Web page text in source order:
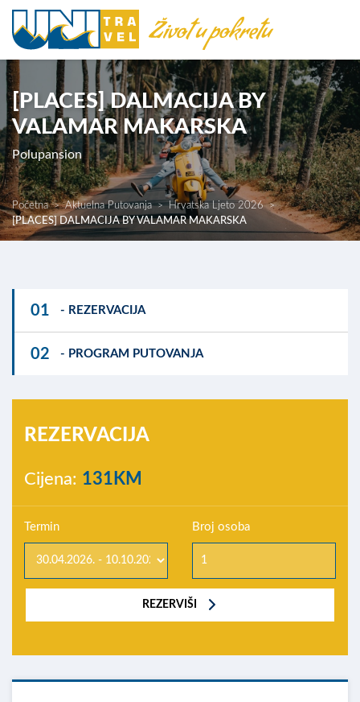
[PLACES] DALMACIJA BY
VALAMAR MAKARSKA
Polupansion
Početna Aktuelna Putovanja
Hrvatska Ljeto 2026
[PLACES] DALMACIJA BY VALAMAR MAKARSKA
01 - REZERVACIJA
02 - PROGRAM PUTOVANJA
REZERVACIJA
Cijena: 131KM
Termin Broj osoba
REZERVIŠI